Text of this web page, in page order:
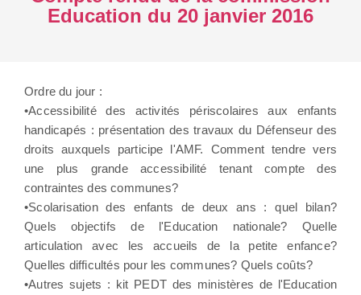
Education du 20 janvier 2016
Ordre du jour :
•Accessibilité des activités périscolaires aux enfants
handicapés : présentation des travaux du Défenseur des
droits auxquels participe l'AMF. Comment tendre vers
une plus grande accessibilité tenant compte des
contraintes des communes?
•Scolarisation des enfants de deux ans : quel bilan?
Quels objectifs de l'Education nationale? Quelle
articulation avec les accueils de la petite enfance?
Quelles difficultés pour les communes? Quels coûts?
•Autres sujets : kit PEDT des ministères de l'Education